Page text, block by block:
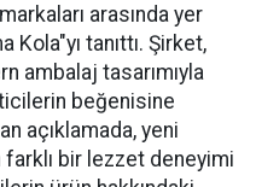
arasında yer
Kola"yı tanıttı. Şirket,
ambalaj tasarımıyla
beğenisine
açıklamada, yeni
farklı bir lezzet deneyimi